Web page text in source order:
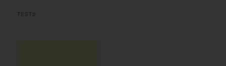
TEST2